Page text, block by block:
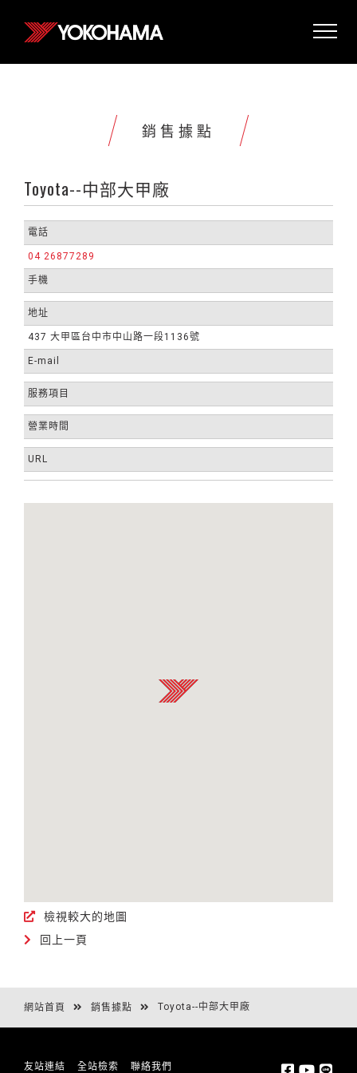
銷售據點
Toyota--中部大甲廠
電話
04 26877289
手機
地址
437 大甲區台中市中山路一段1136號
E-mail
服務項目
營業時間
URL
檢視較大的地圖
回上一頁
網站首頁 銷售據點 Toyota--中部大甲廠
友站連結 全站檢索 聯絡我們